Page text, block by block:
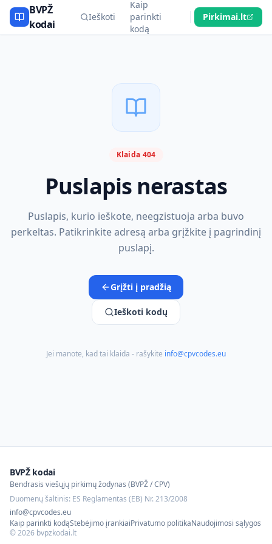
BVPŽ
kodai
Ieškoti
Kaip
parinkti
kodą
Pirkimai.lt
Klaida 404
Puslapis nerastas
Puslapis, kurio ieškote, neegzistuoja arba buvo
perkeltas. Patikrinkite adresą arba grįžkite į pagrindinį
puslapį.
Grįžti į pradžią
Ieškoti kodų
Jei manote, kad tai klaida - rašykite info@cpvcodes.eu
BVPŽ kodai
Bendrasis viešųjų pirkimų žodynas (BVPŽ / CPV)
Duomenų šaltinis: ES Reglamentas (EB) Nr. 213/2008
info@cpvcodes.eu
Kaip parinkti kodąStebėjimo įrankiaiPrivatumo politikaNaudojimosi sąlygos
©2026 bvpzkodai.lt